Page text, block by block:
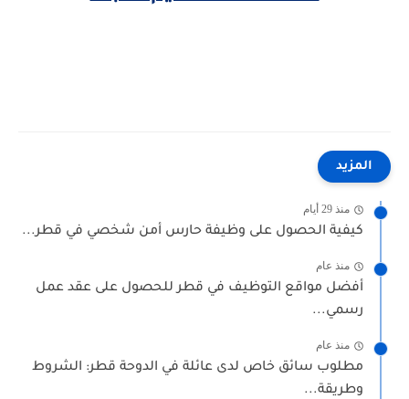
المزيد
منذ 29 أيام
كيفية الحصول على وظيفة حارس أمن شخصي في قطر...
منذ عام
أفضل مواقع التوظيف في قطر للحصول على عقد عمل
رسمي...
منذ عام
مطلوب سائق خاص لدى عائلة في الدوحة قطر: الشروط
وطريقة...